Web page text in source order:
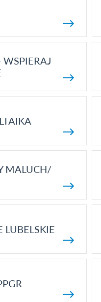
MALUCH/
LUBELSKIE